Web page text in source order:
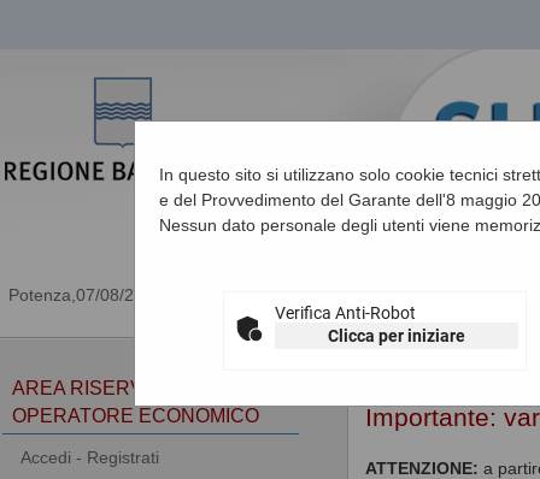
07/08/2026 22:30
Sei qui: Home
In questo sito si utilizzano solo cookie tecnici
e del Provvedimento del Garante dell'8 maggio
Nessun dato personale degli utenti viene
Verifica Anti-Robot
Clicca per iniziare
Importante:
ATTENZIONE: a
AREA RISERVATA
OPERATORE ECONOMICO
Accedi - Registrati